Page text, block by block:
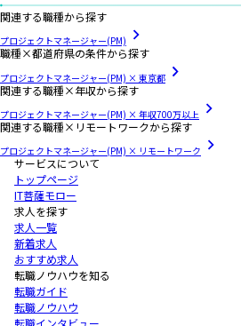
関連する職種から探す
プロジェクトマネージャー(PM)
職種×都道府県の条件から探す
プロジェクトマネージャー(PM) × 東京都
関連する職種×年収から探す
プロジェクトマネージャー(PM) × 年収700万以上
関連する職種×リモートワークから探す
プロジェクトマネージャー(PM) × リモートワーク
サービスについて
トップページ
IT菩薩モロー
求人を探す
求人一覧
新着求人
おすすめ求人
転職ノウハウを知る
転職ガイド
転職ノウハウ